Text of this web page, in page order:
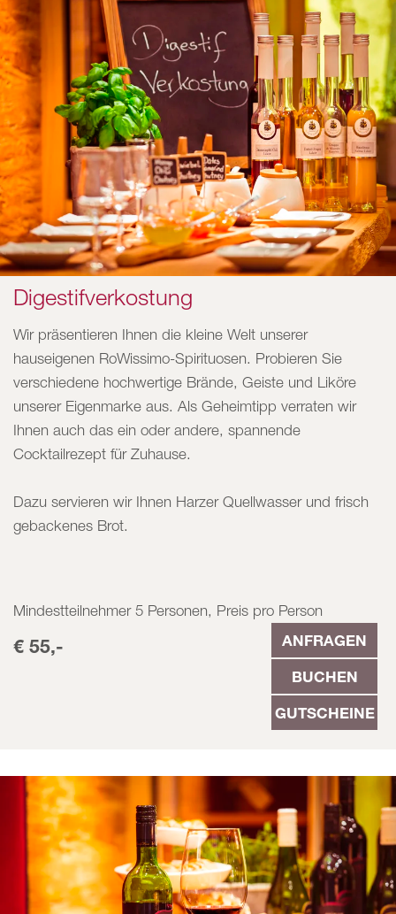
Digestifverkostung
Wir präsentieren Ihnen die kleine Welt unserer
hauseigenen RoWissimo-Spirituosen. Probieren Sie
verschiedene hochwertige Brände, Geiste und Liköre
unserer Eigenmarke aus. Als Geheimtipp verraten wir
Ihnen auch das ein oder andere, spannende
Cocktailrezept für Zuhause.
Dazu servieren wir Ihnen Harzer Quellwasser und frisch
gebackenes Brot.
Mindestteilnehmer 5 Personen, Preis pro Person
€ 55,-
ANFRAGEN
BUCHEN
GUTSCHEINE